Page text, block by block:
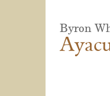
Byron